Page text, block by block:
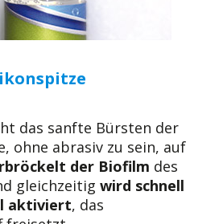
das sanfte Bürsten der
ohne abrasiv zu sein, auf
der Biofilm des
gleichzeitig wird schnell
aktiviert, das